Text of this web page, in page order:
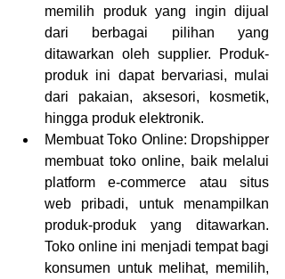
memilih produk yang ingin dijual
dari berbagai pilihan yang
ditawarkan oleh supplier. Produk-
produk ini dapat bervariasi, mulai
dari pakaian, aksesori, kosmetik,
hingga produk elektronik.
Membuat Toko Online: Dropshipper
membuat toko online, baik melalui
platform e-commerce atau situs
web pribadi, untuk menampilkan
produk-produk yang ditawarkan.
Toko online ini menjadi tempat bagi
konsumen untuk melihat, memilih,